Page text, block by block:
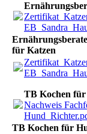
für Katzen
TB Kochen
Nachweis
TB Kochen für